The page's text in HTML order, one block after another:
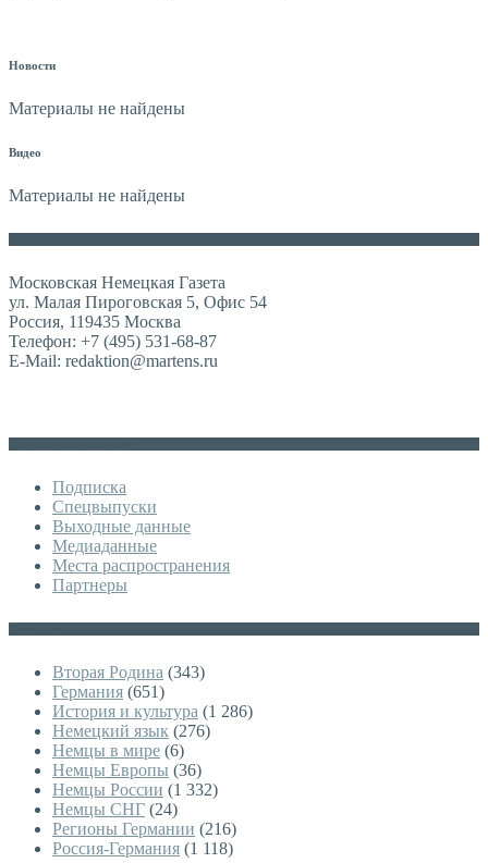
Новости
Материалы не найдены
Видео
Материалы не найдены
Московская Немецкая Газета
ул. Малая Пироговская 5, Офис 54
Россия, 119435 Москва
Телефон: +7 (495) 531-68-87
E-Mail: redaktion@martens.ru
Подписка
Спецвыпуски
Выходные данные
Медиаданные
Места распространения
Партнеры
Вторая Родина (343)
Германия (651)
История и культура (1 286)
Немецкий язык (276)
Немцы в мире (6)
Немцы Европы (36)
Немцы России (1 332)
Немцы СНГ (24)
Регионы Германии (216)
Россия-Германия (1 118)